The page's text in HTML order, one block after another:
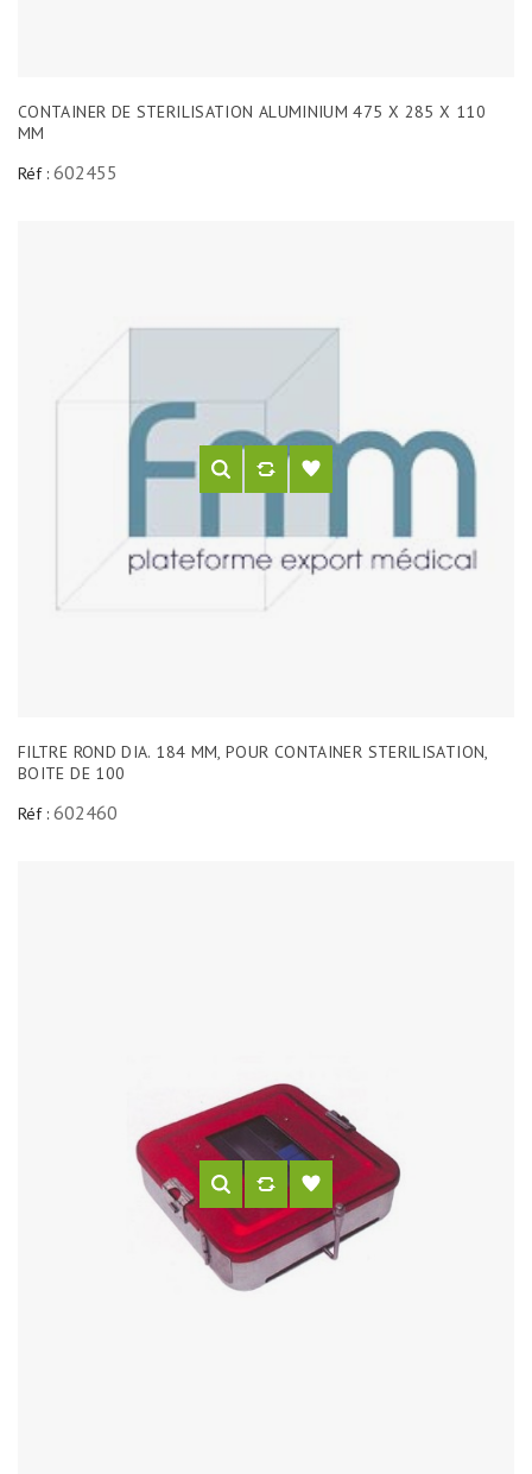
CONTAINER DE STERILISATION ALUMINIUM 475 X 285 X 110
MM
Réf : 602455
FILTRE ROND DIA. 184 MM, POUR CONTAINER STERILISATION,
BOITE DE 100
Réf : 602460